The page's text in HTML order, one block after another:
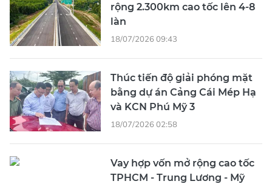
rộng 2.300km cao tốc lên 4-8
làn
18/07/2026 09:43
Thúc tiến độ giải phóng mặt
bằng dự án Cảng Cái Mép Hạ
và KCN Phú Mỹ 3
18/07/2026 02:58
Vay hợp vốn mở rộng cao tốc
TPHCM - Trung Lương - Mỹ